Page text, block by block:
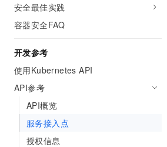
安全最佳实践
容器安全FAQ
开发参考
使用Kubernetes API
API参考
API概览
服务接入点
授权信息